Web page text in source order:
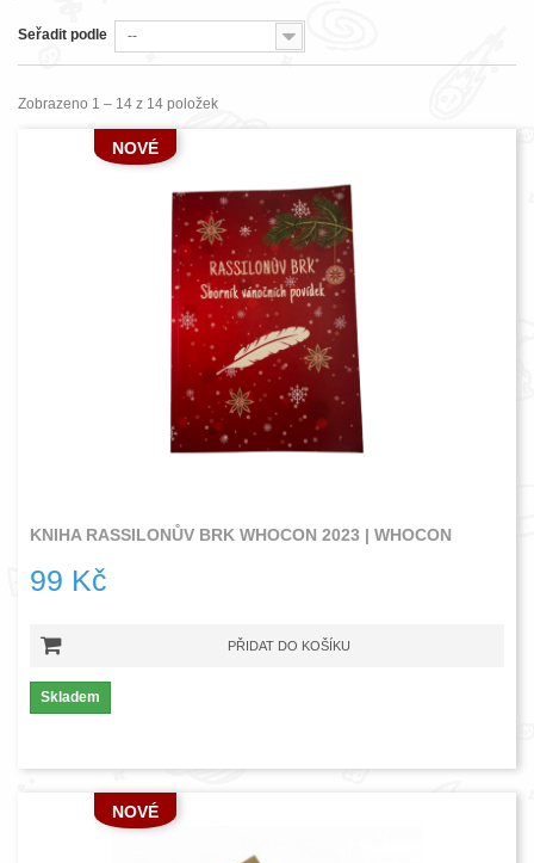
Seřadit podle --
Zobrazeno 1 – 14 z 14 položek
NOVÉ
KNIHA RASSILONŮV BRK WHOCON 2023 | WHOCON
99 Kč
PŘIDAT DO KOŠÍKU
Skladem
NOVÉ